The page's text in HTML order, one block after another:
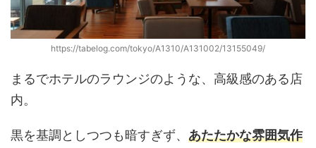
https://tabelog.com/tokyo/A1310/A131002/13155049/
まるでホテルのラウンジのような、高級感のある店
内。
黒を基調としつつも暗すぎず、 あたたかな雰囲気作